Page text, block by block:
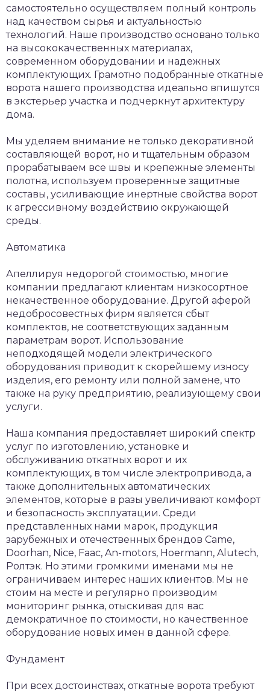
самостоятельно осуществляем полный контроль
над качеством сырья и актуальностью
технологий. Наше производство основано только
на высококачественных материалах,
современном оборудовании и надежных
комплектующих. Грамотно подобранные откатные
ворота нашего производства идеально впишутся
в экстерьер участка и подчеркнут архитектуру
дома.
Мы уделяем внимание не только декоративной
составляющей ворот, но и тщательным образом
прорабатываем все швы и крепежные элементы
полотна, используем проверенные защитные
составы, усиливающие инертные свойства ворот
к агрессивному воздействию окружающей
среды.
Автоматика
Апеллируя недорогой стоимостью, многие
компании предлагают клиентам низкосортное
некачественное оборудование. Другой аферой
недобросовестных фирм является сбыт
комплектов, не соответствующих заданным
параметрам ворот. Использование
неподходящей модели электрического
оборудования приводит к скорейшему износу
изделия, его ремонту или полной замене, что
также на руку предприятию, реализующему свои
услуги.
Наша компания предоставляет широкий спектр
услуг по изготовлению, установке и
обслуживанию откатных ворот и их
комплектующих, в том числе электропривода, а
также дополнительных автоматических
элементов, которые в разы увеличивают комфорт
и безопасность эксплуатации. Среди
представленных нами марок, продукция
зарубежных и отечественных брендов Came,
Doorhan, Nice, Faac, An-motors, Hoermann, Alutech,
Ролтэк. Но этими громкими именами мы не
ограничиваем интерес наших клиентов. Мы не
стоим на месте и регулярно производим
мониторинг рынка, отыскивая для вас
демократичное по стоимости, но качественное
оборудование новых имен в данной сфере.
Фундамент
При всех достоинствах, откатные ворота требуют